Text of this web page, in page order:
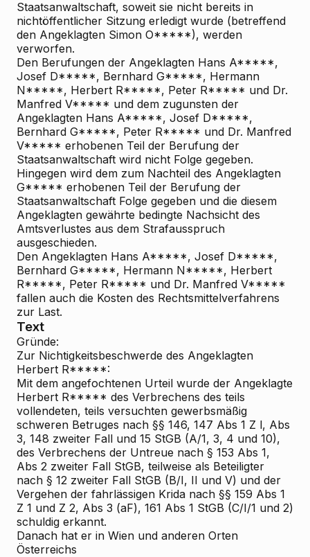
Staatsanwaltschaft, soweit sie nicht bereits in
nichtöffentlicher Sitzung erledigt wurde (betreffend
den Angeklagten Simon O*****), werden
verworfen.
Den Berufungen der Angeklagten Hans A*****,
Josef D*****, Bernhard G*****, Hermann
N*****, Herbert R*****, Peter R***** und Dr.
Manfred V***** und dem zugunsten der
Angeklagten Hans A*****, Josef D*****,
Bernhard G*****, Peter R***** und Dr. Manfred
V***** erhobenen Teil der Berufung der
Staatsanwaltschaft wird nicht Folge gegeben.
Hingegen wird dem zum Nachteil des Angeklagten
G***** erhobenen Teil der Berufung der
Staatsanwaltschaft Folge gegeben und die diesem
Angeklagten gewährte bedingte Nachsicht des
Amtsverlustes aus dem Strafausspruch
ausgeschieden.
Den Angeklagten Hans A*****, Josef D*****,
Bernhard G*****, Hermann N*****, Herbert
R*****, Peter R***** und Dr. Manfred V*****
fallen auch die Kosten des Rechtsmittelverfahrens
zur Last.
Text
Gründe:
Zur Nichtigkeitsbeschwerde des Angeklagten
Herbert R*****:
Mit dem angefochtenen Urteil wurde der Angeklagte
Herbert R***** des Verbrechens des teils
vollendeten, teils versuchten gewerbsmäßig
schweren Betruges nach §§ 146, 147 Abs 1 Z l, Abs
3, 148 zweiter Fall und 15 StGB (A/1, 3, 4 und 10),
des Verbrechens der Untreue nach § 153 Abs 1,
Abs 2 zweiter Fall StGB, teilweise als Beteiligter
nach § 12 zweiter Fall StGB (B/I, II und V) und der
Vergehen der fahrlässigen Krida nach §§ 159 Abs 1
Z 1 und Z 2, Abs 3 (aF), 161 Abs 1 StGB (C/I/1 und 2)
schuldig erkannt.
Danach hat er in Wien und anderen Orten
Österreichs